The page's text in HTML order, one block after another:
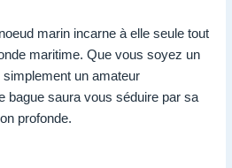
marin incarne à elle seule tout
maritime. Que vous soyez un
un amateur
bague saura vous séduire par sa
profonde.